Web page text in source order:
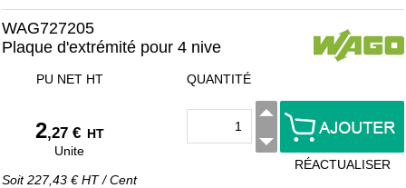
WAG727205
Plaque d'extrémité pour 4 nive
PU NET HT
2,27 € HT
Unite
Soit227,43 € HT/Cent
QUANTITÉ
RÉACTUALISER